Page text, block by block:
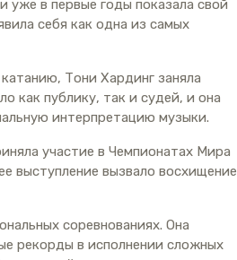
уже в первые годы показала свой
себя как одна из самых
Тони Хардинг заняла
как публику, так и судей, и она
интерпретацию музыки.
участие в Чемпионатах Мира
выступление вызвало восхищение
соревнованиях. Она
рекорды в исполнении сложных